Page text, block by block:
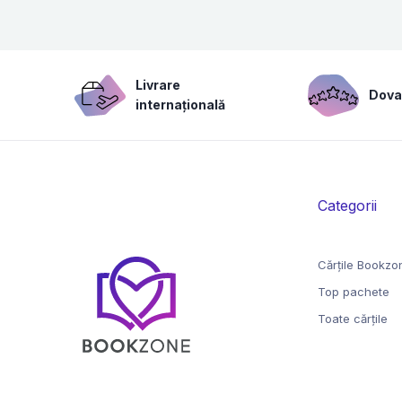
Livrare
internațională
Categorii
Cărțile
Top pachete
Toate cărțile